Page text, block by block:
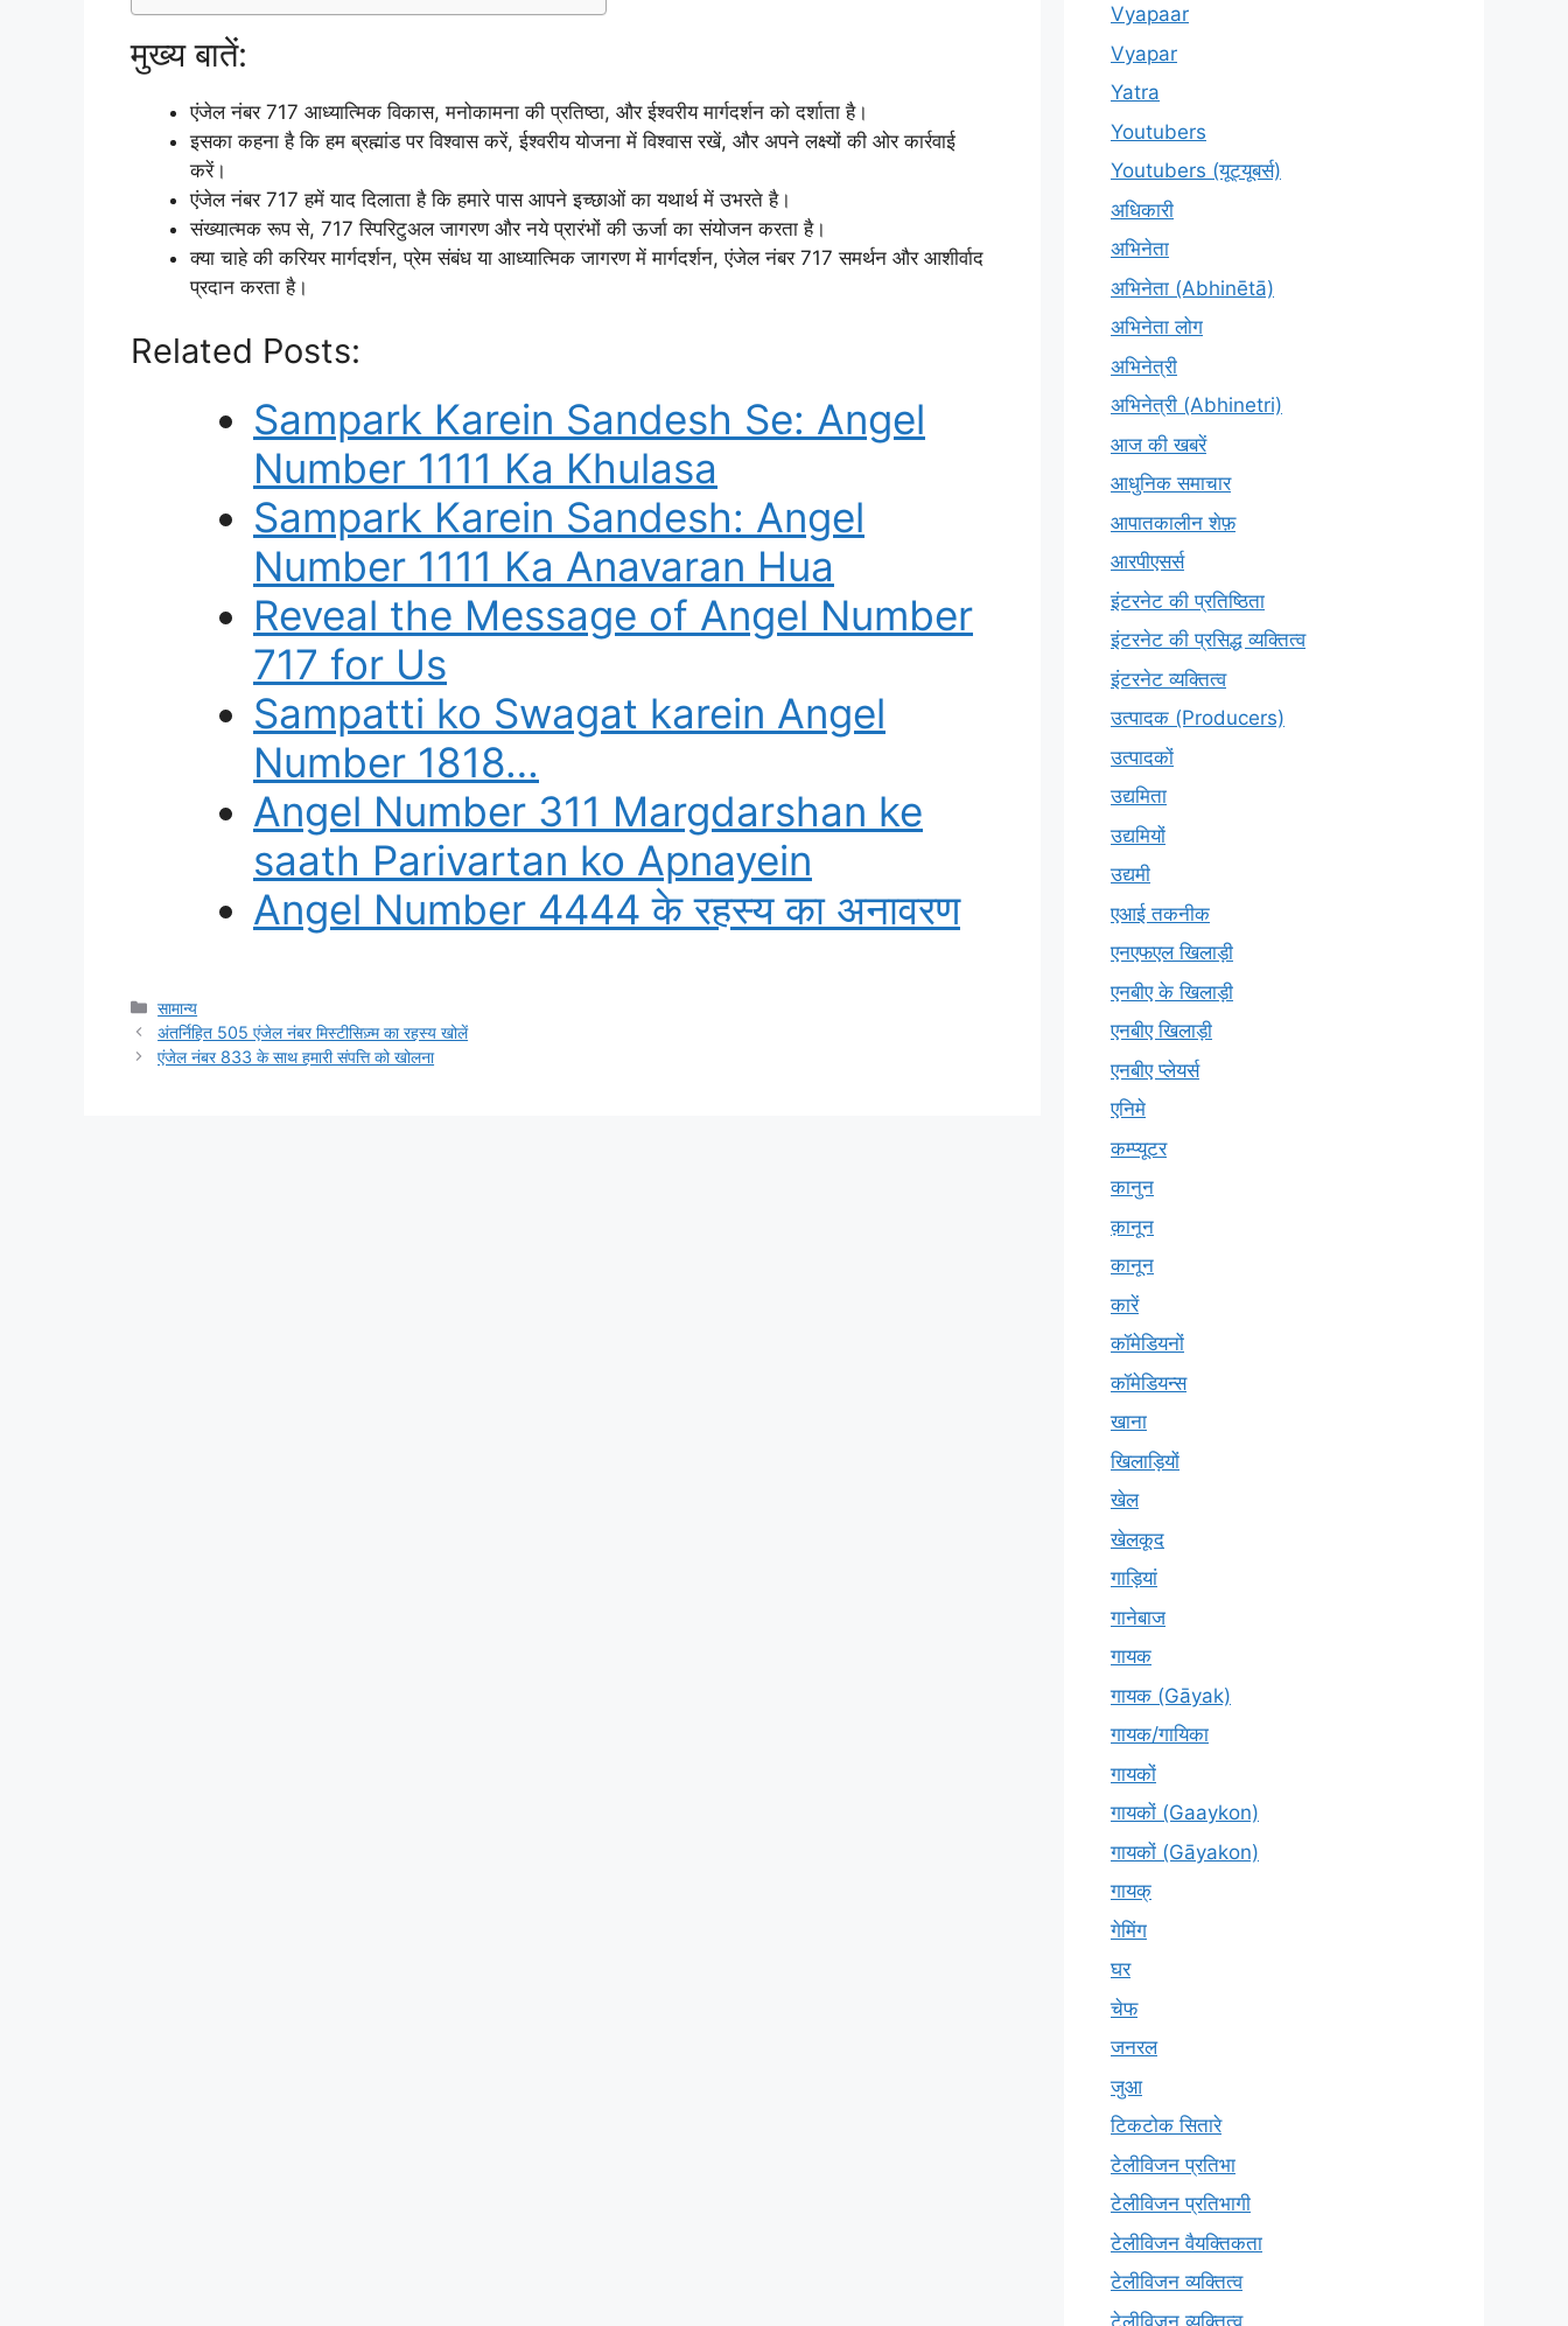
मुख्य बातें:
एंजेल नंबर 717 आध्यात्मिक विकास, मनोकामना की प्रतिष्ठा, और ईश्वरीय मार्गदर्शन को दर्शाता है।
इसका कहना है कि हम ब्रह्मांड पर विश्वास करें, ईश्वरीय योजना में विश्वास रखें, और अपने लक्ष्यों की ओर कार्रवाई
करें।
एंजेल नंबर 717 हमें याद दिलाता है कि हमारे पास आपने इच्छाओं का यथार्थ में उभरते है।
संख्यात्मक रूप से, 717 स्पिरिटुअल जागरण और नये प्रारंभों की ऊर्जा का संयोजन करता है।
क्या चाहे की करियर मार्गदर्शन, प्रेम संबंध या आध्यात्मिक जागरण में मार्गदर्शन, एंजेल नंबर 717 समर्थन और आशीर्वाद
प्रदान करता है।
Related Posts:
Sampark Karein Sandesh Se: Angel
Number 1111 Ka Khulasa
Sampark Karein Sandesh: Angel
Number 1111 Ka Anavaran Hua
Reveal the Message of Angel Number
717 for Us
Sampatti ko Swagat karein Angel
Number 1818…
Angel Number 311 Margdarshan ke
saath Parivartan ko Apnayein
Angel Number 4444 के रहस्य का अनावरण
Categories
सामान्य
अंतर्निहित 505 एंजेल नंबर मिस्टीसिज़्म का रहस्य खोलें
एंजेल नंबर 833 के साथ हमारी संपत्ति को खोलना
Vyapaar
Vyapar
Yatra
Youtubers
Youtubers (यूट्यूबर्स)
अधिकारी
अभिनेता
अभिनेता (Abhinētā)
अभिनेता लोग
अभिनेत्री
अभिनेत्री (Abhinetri)
आज की खबरें
आधुनिक समाचार
आपातकालीन शेफ़
आरपीएसर्स
इंटरनेट की प्रतिष्ठिता
इंटरनेट की प्रसिद्ध व्यक्तित्व
इंटरनेट व्यक्तित्व
उत्पादक (Producers)
उत्पादकों
उद्यमिता
उद्यमियों
उद्यमी
एआई तकनीक
एनएफएल खिलाड़ी
एनबीए के खिलाड़ी
एनबीए खिलाड़ी
एनबीए प्लेयर्स
एनिमे
कम्प्यूटर
कानुन
क़ानून
कानून
कारें
कॉमेडियनों
कॉमेडियन्स
खाना
खिलाड़ियों
खेल
खेलकूद
गाड़ियां
गानेबाज
गायक
गायक (Gāyak)
गायक/गायिका
गायकों
गायकों (Gaaykon)
गायकों (Gāyakon)
गायक्
गेमिंग
घर
चेफ
जनरल
जुआ
टिकटोक सितारे
टेलीविजन प्रतिभा
टेलीविजन प्रतिभागी
टेलीविजन वैयक्तिकता
टेलीविजन व्यक्तित्व
टेलीविज़न व्यक्तित्व